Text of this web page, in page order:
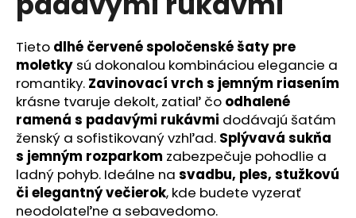
Tieto dlhé červené spoločenské šaty pre
moletky sú dokonalou kombináciou elegancie a
romantiky. Zavinovací vrch s jemným riasením
krásne tvaruje dekolt, zatiaľ čo odhalené
ramená s padavými rukávmi dodávajú šatám
ženský a sofistikovaný vzhľad. Splývavá sukňa
s jemným rozparkom zabezpečuje pohodlie a
ladný pohyb. Ideálne na svadbu, ples, stužkovú
či elegantný večierok, kde budete vyzerať
neodolateľne a sebavedomo.
a
m
e